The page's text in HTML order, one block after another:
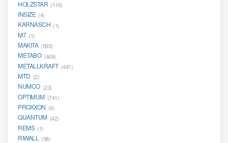
HOLZSTAR (116)
INSIZE (4)
KARNASCH (1)
M7 (1)
MAKITA (593)
METABO (409)
METALLKRAFT (441)
MTD (2)
NUMCO (23)
OPTIMUM (741)
PROXXON (6)
QUANTUM (42)
REMS (1)
RIWALL (98)